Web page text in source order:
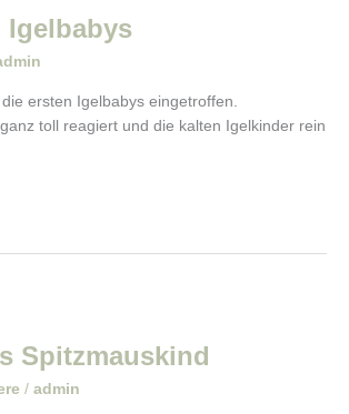
Igelbabys
ersten Igelbabys eingetroffen.
toll reagiert und die kalten Igelkinder rein
Spitzmauskind
/ admin